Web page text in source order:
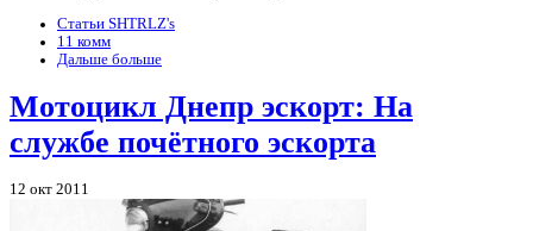
Статьи SHTRLZ's
11 комм
Дальше больше
Мотоцикл Днепр эскорт: На
службе почётного эскорта
12 окт 2011